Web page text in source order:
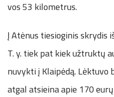
vos 53 kilometrus.
Į Atėnus tiesioginis skrydis
T. y. tiek pat kiek užtruktų
nuvykti į Klaipėdą.
atgal atsieina apie 170